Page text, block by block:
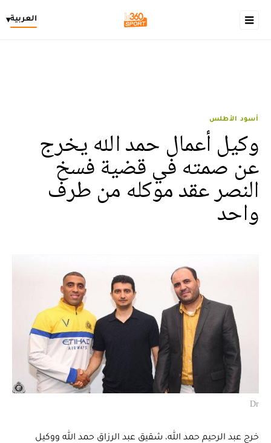
العربية▾
أسود الأطلس
وكيل أعمال حمد الله يخرج
عن صمته في قضية فسخ
النصر عقد موكله من طرف
واحد
Dr
خرج عبد الرحيم حمد الله، شقيق عبد الرزاق حمد الله ووكيل